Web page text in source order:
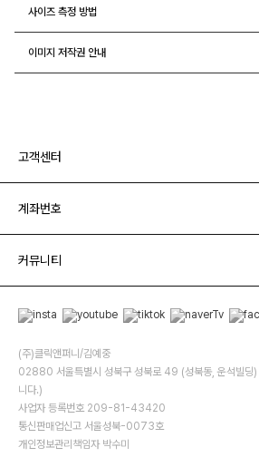
사이즈 측정 방법
이미지 저작권 안내
고객센터
계좌번호
커뮤니티
(주)클릭앤퍼니/김예중
02880 서울특별시 성북구 성북로 49 (성북동, 운석빌딩)
니다.)
사업자 등록번호 209-81-43420
통신판매업신고 서울성북-0073호
개인정보관리책임자 박수미